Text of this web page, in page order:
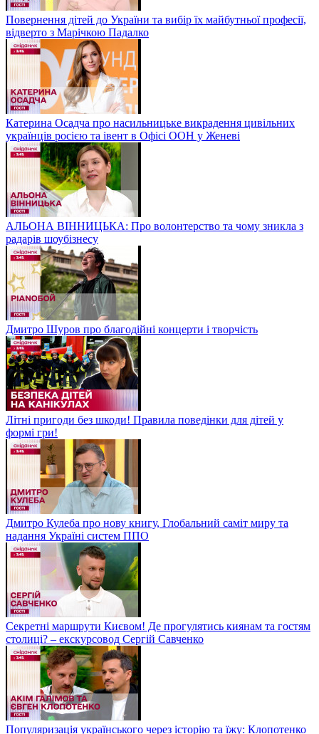
Повернення дітей до України та вибір їх майбутньої професії,
відверто з Марічкою Падалко
Катерина Осадча про насильницьке викрадення цивільних
українців росією та івент в Офісі ООН у Женеві
АЛЬОНА ВІННИЦЬКА: Про волонтерство та чому зникла з
радарів шоубізнесу
Дмитро Шуров про благодійні концерти і творчість
Літні пригоди без шкоди! Правила поведінки для дітей у
формі гри!
Дмитро Кулеба про нову книгу, Глобальний саміт миру та
надання Україні систем ППО
Секретні маршрути Києвом! Де прогулятись киянам та гостям
столиці? – екскурсовод Сергій Савченко
Популяризація українського через історію та їжу: Клопотенко